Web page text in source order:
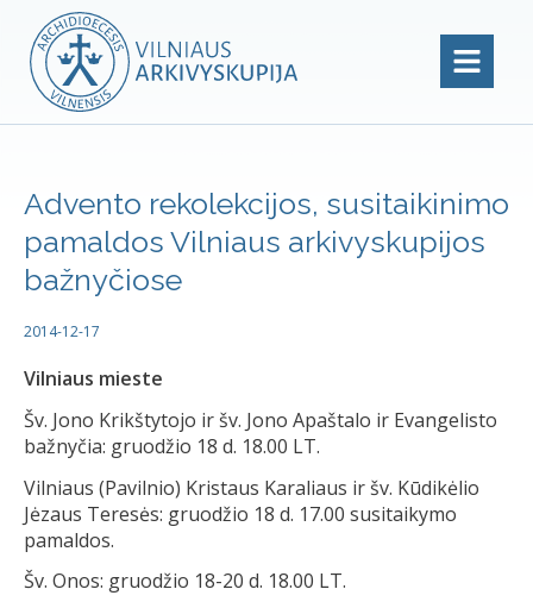
Advento rekolekcijos, susitaikinimo
pamaldos Vilniaus arkivyskupijos
bažnyčiose
2014-12-17
Vilniaus mieste
Šv. Jono Krikštytojo ir šv. Jono Apaštalo ir Evangelisto
bažnyčia: gruodžio 18 d. 18.00 LT.
Vilniaus (Pavilnio) Kristaus Karaliaus ir šv. Kūdikėlio
Jėzaus Teresės: gruodžio 18 d. 17.00 susitaikymo
pamaldos.
Šv. Onos: gruodžio 18-20 d. 18.00 LT.